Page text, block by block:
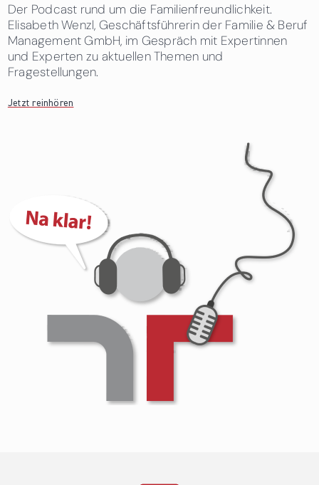
Der Podcast rund um die Familienfreundlichkeit.
Elisabeth Wenzl, Geschäftsführerin der Familie & Beruf
Management GmbH, im Gespräch mit Expertinnen
und Experten zu aktuellen Themen und
Fragestellungen.
Jetzt reinhören